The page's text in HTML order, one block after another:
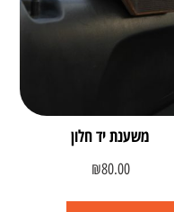
משענת יד חלון
₪80.00